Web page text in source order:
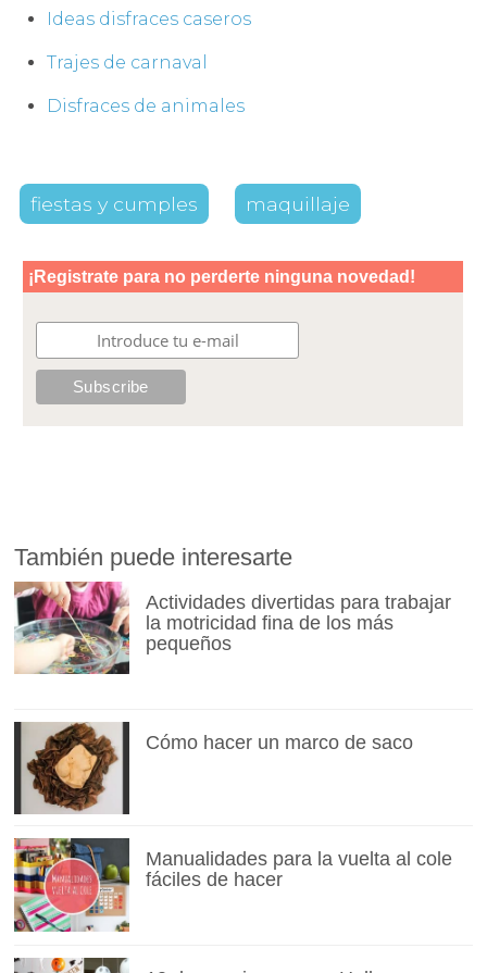
Ideas disfraces caseros
Trajes de carnaval
Disfraces de animales
fiestas y cumples maquillaje
También puede interesarte
Actividades divertidas para trabajar
la motricidad fina de los más
pequeños
Cómo hacer un marco de saco
Manualidades para la vuelta al cole
fáciles de hacer